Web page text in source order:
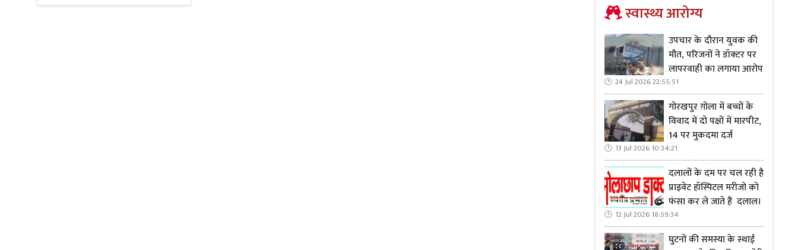
स्वास्थ्य आरोग्य
उपचार के दौरान युवक की
मौत, परिजनों ने डॉक्टर पर
लापरवाही का लगाया आरोप
24 Jul 2026 22:55:51
गोरखपुर ग़ोला में बच्चों के
विवाद में दो पक्षों में मारपीट,
14 पर मुकदमा दर्ज
13 Jul 2026 10:34:21
दलालों के दम पर चल रही है
प्राइवेट हॉस्पिटल मरीजो को
फंसा कर ले जाते हैं दलाल।
12 Jul 2026 18:59:34
घुटनों की समस्या के स्थाई